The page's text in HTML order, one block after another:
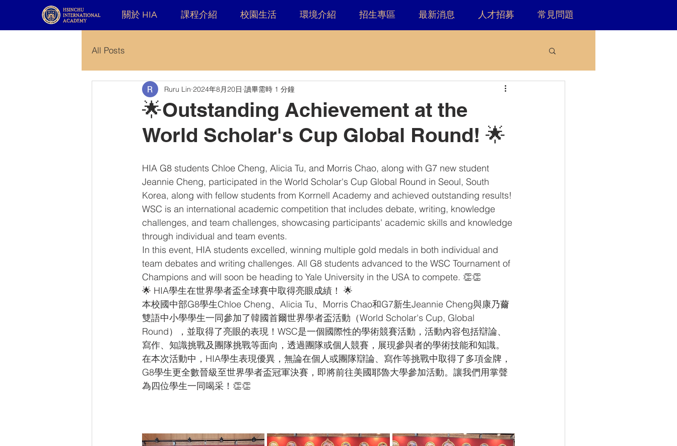
關於 HIA 課程介紹 校園生活 環境介紹 招生專區 最新消息 人才招募 常見問題
All Posts
🌟Outstanding Achievement at the
World Scholar's Cup Global Round! 🌟
Ruru Lin 2024年8月20日 讀畢需時 1 分鐘
HIA G8 students Chloe Cheng, Alicia Tu, and Morris Chao, along with G7 new student
Jeannie Cheng, participated in the World Scholar's Cup Global Round in Seoul, South
Korea, along with fellow students from Korrnell Academy and achieved outstanding results!
WSC is an international academic competition that includes debate, writing, knowledge
challenges, and team challenges, showcasing participants' academic skills and knowledge
through individual and team events.
In this event, HIA students excelled, winning multiple gold medals in both individual and
team debates and writing challenges. All G8 students advanced to the WSC Tournament of
Champions and will soon be heading to Yale University in the USA to compete. 👏👏
🌟 HIA學生在世界學者盃全球賽中取得亮眼成績！ 🌟
本校國中部G8學生Chloe Cheng、Alicia Tu、Morris Chao和G7新生Jeannie Cheng與康乃薾
雙語中小學學生一同參加了韓國首爾世界學者盃活動（World Scholar's Cup, Global
Round），並取得了亮眼的表現！WSC是一個國際性的學術競賽活動，活動內容包括辯論、
寫作、知識挑戰及團隊挑戰等面向，透過團隊或個人競賽，展現參與者的學術技能和知識。
在本次活動中，HIA學生表現優異，無論在個人或團隊辯論、寫作等挑戰中取得了多項金牌，
G8學生更全數晉級至世界學者盃冠軍決賽，即將前往美國耶魯大學參加活動。讓我們用掌聲
為四位學生一同喝采！👏👏